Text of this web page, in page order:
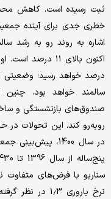
ثبت رسیده است. کاهش
خطری جدی برای آینده
اشاره به روند رو به رشد
سالمند خواهد بود. چنین
صندوق‌های بازنشستگی و
روبه‌رو کند. این تحولات در
در سال 1400،
سناریو با فرض‌های متفاوت